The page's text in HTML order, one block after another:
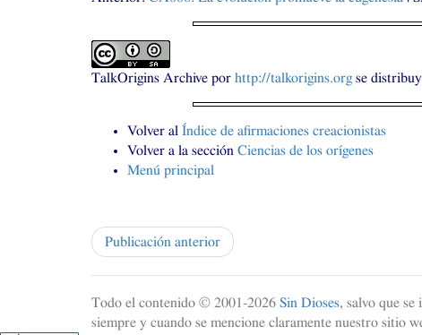
TalkOrigins Archive por http://talkorigins.orgse
Volver al Índice de afirmaciones creacionistas
Volver a la sección Ciencias de los orígenes
Menú principal
Publicación anterior
Todo el contenido © 2001-2026 Sin Dioses, salvo que
siempre y cuando se mencione claramente nuestro sitio